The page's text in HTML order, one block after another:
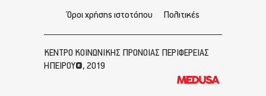
Όροι χρήσης ιστοτόπου Πολιτικές
ΚΕΝΤΡΟ ΚΟΙΝΩΝΙΚΗΣ ΠΡΟΝΟΙΑΣ ΠΕΡΙΦΕΡΕΙΑΣ
ΗΠΕΙΡΟΥ®, 2019